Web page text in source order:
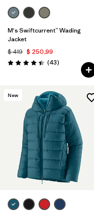
M's Swiftcurrent™ Wading
Jacket
$ 419 $ 250,99
Valoración: 4.4 / 5
(43Comentarios
)
New